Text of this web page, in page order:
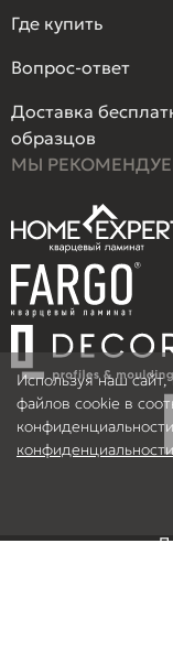
Где купить
Вопрос-ответ
Доставка
образцов
МЫ
Используя наш
файлов cookie в
конфиденциальности